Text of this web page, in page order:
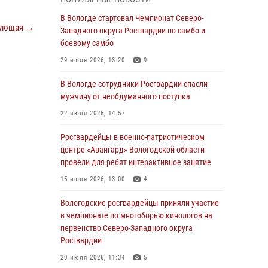
→
округа Росгвардии по спортивному и боевому
самбо
03 августа 2026, 08:54 8 1
ЗА МИНУВШУЮ НЕДЕЛЮ СОТРУДНИКАМИ
В ВОЛОГОДСКОЙ ОБЛАСТИ ЗАДЕРЖАНО 23
ПРАВОНАРУШИТЕЛЯ
02 августа 2026, 10:37
Росгвардейцы в г. Соколе задержали
несовершеннолетнего нарушителя
на питбайке
31 июля 2026, 06:43
В Вологде стартовал Чемпионат Северо-
Западного округа Росгвардии по самбо и
боевому самбо
29 июля 2026, 13:20
В Вологде стартовал Чемпионат Северо-
Западного округа Росгвардии по самбо и
боевому самбо
29 июля 2026, 13:20 9
В Вологде сотрудники Росгвардии спасли
мужчину от необдуманного поступка
22 июля 2026, 14:57
Росгвардейцы в военно-патриотическом
центре «Авангард» Вологодской области
провели для ребят интерактивное занятие
15 июля 2026, 13:00 4
Вологодские росгвардейцы приняли участие
в чемпионате по многоборью кинологов на
первенство Северо-Западного округа
Росгвардии
20 июля 2026, 11:34 5